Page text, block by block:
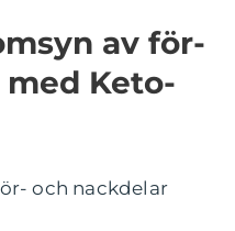
av för-
Keto-
och nackdelar